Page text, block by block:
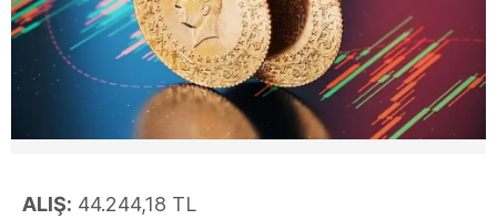
ALIŞ: 44.244,18 TL